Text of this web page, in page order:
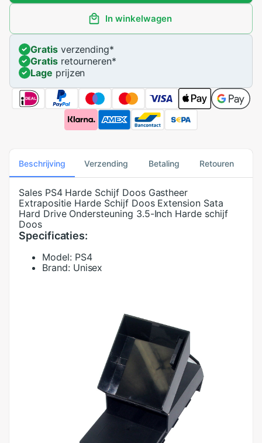
In winkelwagen
Gratisverzending*
Gratisretourneren*
Lage prijzen
Beschrijving Verzending Betaling Retouren
Sales PS4 Harde Schijf Doos Gastheer
Extrapositie Harde Schijf Doos Extension Sata
Hard Drive Ondersteuning 3.5-Inch Harde schijf
Doos
Specificaties:
Model: PS4
Brand: Unisex